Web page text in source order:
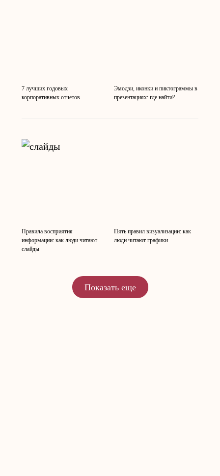
7 лучших годовых
корпоративных отчетов
Эмодзи, иконки и пиктограммы в
презентациях: где найти?
Правила восприятия
информации: как люди читают
слайды
Пять правил визуализации: как
люди читают графики
Показать еще